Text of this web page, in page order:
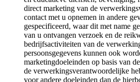
direct marketing van de
contact met u opnemen in andere
gespecificeerd, waar dit met name
van u ontvangen verzoek en de
bedrijfsactiviteiten van de
persoonsgegevens kunnen ook
marketingdoeleinden op basis van
de verwerkingsverantwoordelijke
voor andere doeleinden dan de